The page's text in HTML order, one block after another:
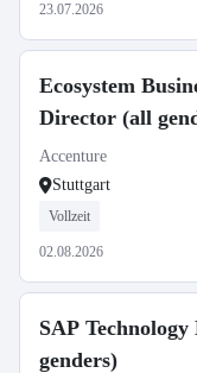
23.07.2026
Ecosystem
Director (all
Accenture
Stuttgart
Vollzeit
02.08.2026
SAP
genders)